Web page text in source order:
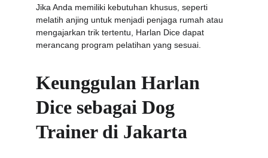
Jika Anda memiliki kebutuhan khusus, seperti
melatih anjing untuk menjadi penjaga rumah atau
mengajarkan trik tertentu, Harlan Dice dapat
merancang program pelatihan yang sesuai.
Keunggulan Harlan
Dice sebagai Dog
Trainer di Jakarta